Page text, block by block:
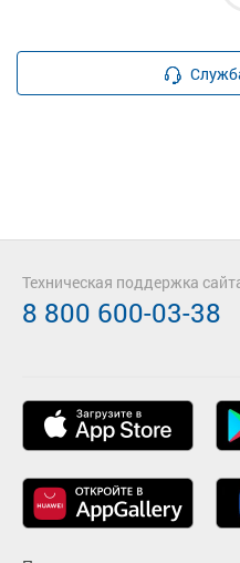
Техническая поддержка
8 800 600-03-38